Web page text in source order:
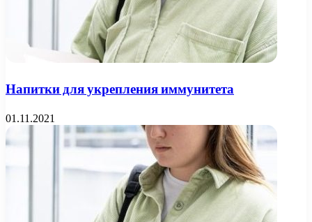
Напитки для укрепления иммунитета
01.11.2021